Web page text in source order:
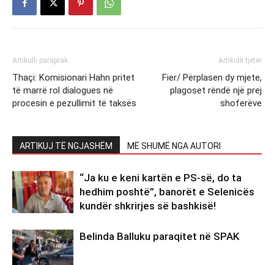
Artikulli paraprak
Thaçi: Komisionari Hahn pritet
të marrë rol dialogues në
procesin e pezullimit të taksës
Artikulli tjetër
Fier/ Përplasen dy mjete,
plagoset rëndë një prej
shoferëve
ARTIKUJ TË NGJASHËM MË SHUMË NGA AUTORI
“Ja ku e keni kartën e PS-së, do ta
hedhim poshtë”, banorët e Selenicës
kundër shkrirjes së bashkisë!
Belinda Balluku paraqitet në SPAK